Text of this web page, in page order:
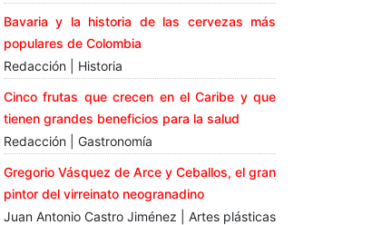
Bavaria y la historia de las cervezas más
populares de Colombia
Redacción | Historia
Cinco frutas que crecen en el Caribe y que
tienen grandes beneficios para la salud
Redacción | Gastronomía
Gregorio Vásquez de Arce y Ceballos, el gran
pintor del virreinato neogranadino
Juan Antonio Castro Jiménez | Artes plásticas